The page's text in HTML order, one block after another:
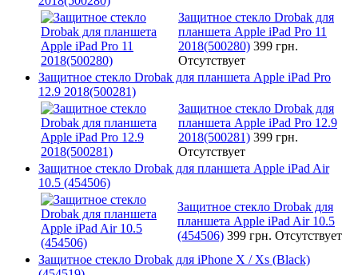
Защитное стекло Drobak для
планшета Apple iPad Pro 11
2018(500280) 399 грн.
Отсутствует
Защитное стекло Drobak для планшета Apple iPad Pro
12.9 2018(500281)
Защитное стекло Drobak для
планшета Apple iPad Pro 12.9
2018(500281) 399 грн.
Отсутствует
Защитное стекло Drobak для планшета Apple iPad Air
10.5 (454506)
Защитное стекло Drobak для
планшета Apple iPad Air 10.5
(454506) 399 грн. Отсутствует
Защитное стекло Drobak для iPhone X / Xs (Black)